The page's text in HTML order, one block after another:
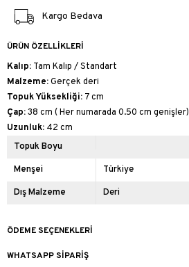
Kargo Bedava
ÜRÜN ÖZELLIKLERI
Kalıp: Tam Kalıp / Standart
Malzeme:Gerçek deri
Topuk Yüksekliği: 7 cm
Çap:38 cm ( Her numarada 0.50 cm genişler)
Uzunluk: 42 cm
Topuk Boyu
Menşei Türkiye
Dış Malzeme Deri
ÖDEME SEÇENEKLERI
WHATSAPP SIPARIŞ